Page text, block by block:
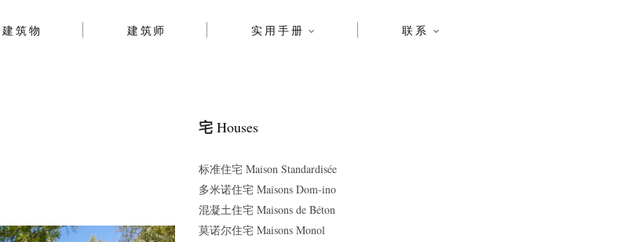
建筑物 建筑师 实用手册 联系
宅 Houses
标准住宅 Maison Standardisée
多米诺住宅 Maisons Dom-ino
混凝土住宅 Maisons de Béton
莫诺尔住宅 Maisons Monol